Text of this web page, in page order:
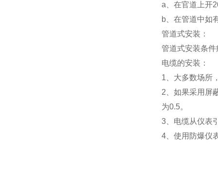
a、在官道上开
b、在管道中如
管道式安装：
管道式安装条
电缆的安装：
1、大多数场所
2、如果采用屏
为0.5。
3、电缆从仪表
4、使用防爆仪